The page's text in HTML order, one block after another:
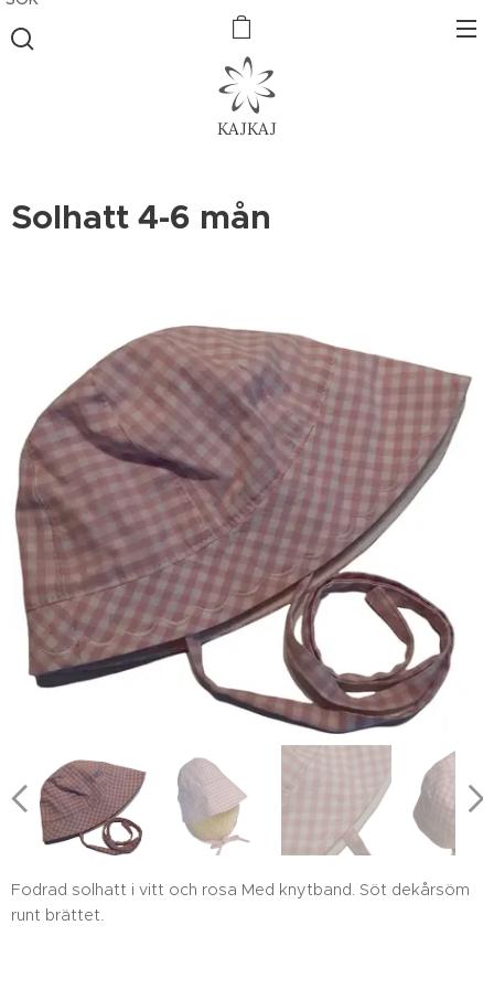
KAJKAJ
Solhatt 4-6 mån
Fin dekårsöm runt brättet
Fodrad solhatt i vitt och rosa Med knytband. Söt dekårsöm
runt brättet.